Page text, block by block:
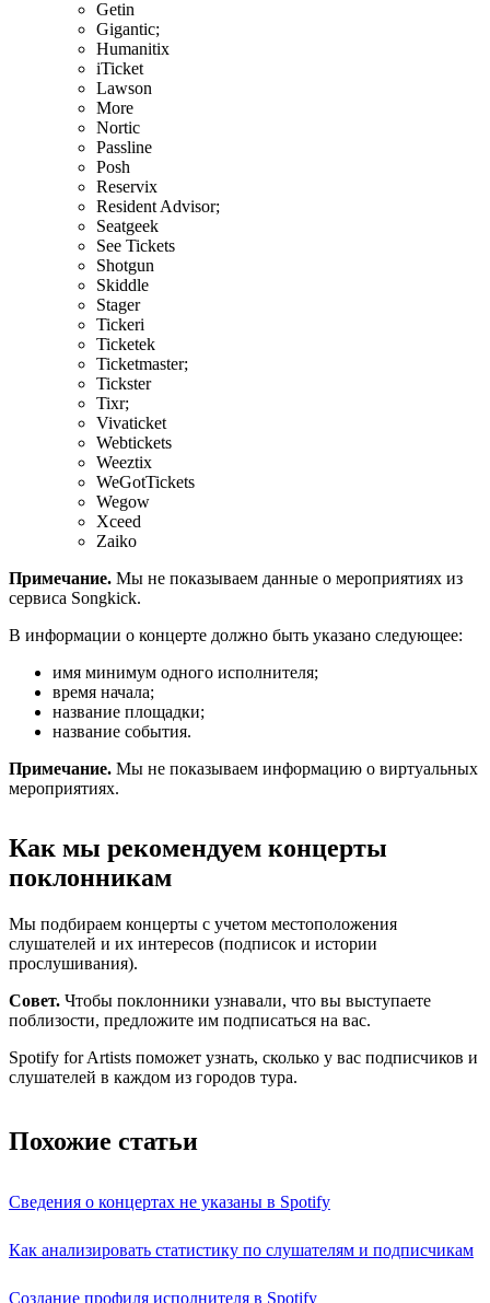
Getin
Gigantic;
Humanitix
iTicket
Lawson
More
Nortic
Passline
Posh
Reservix
Resident Advisor;
Seatgeek
See Tickets
Shotgun
Skiddle
Stager
Tickeri
Ticketek
Ticketmaster;
Tickster
Tixr;
Vivaticket
Webtickets
Weeztix
WeGotTickets
Wegow
Xceed
Zaiko
Примечание. Мы не показываем данные о мероприятиях из
сервиса Songkick.
В информации о концерте должно быть указано следующее:
имя минимум одного исполнителя;
время начала;
название площадки;
название события.
Примечание. Мы не показываем информацию о виртуальных
мероприятиях.
Как мы рекомендуем концерты
поклонникам
Мы подбираем концерты с учетом местоположения
слушателей и их интересов (подписок и истории
прослушивания).
Совет. Чтобы поклонники узнавали, что вы выступаете
поблизости, предложите им подписаться на вас.
Spotify for Artists поможет узнать, сколько у вас подписчиков и
слушателей в каждом из городов тура.
Похожие статьи
Сведения о концертах не указаны в Spotify
Как анализировать статистику по слушателям и подписчикам
Создание профиля исполнителя в Spotify